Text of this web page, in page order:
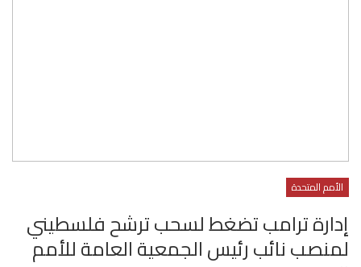
الأمم المتحدة
إدارة ترامب تضغط لسحب ترشح فلسطيني
لمنصب نائب رئيس الجمعية العامة للأمم